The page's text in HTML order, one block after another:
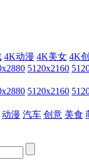
4K动漫 4K美女 4K
5120x2160
5120x2160
动漫 汽车 创意 美食